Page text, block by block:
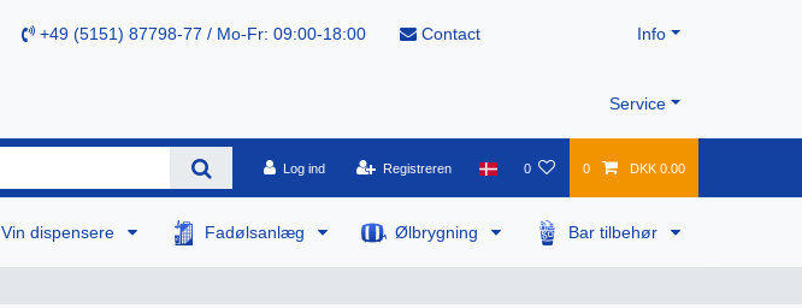
+49 (5151) 87798-77 / Mo-Fr: 09:00-18:00 Contact Info
Service
Log ind Registreren 0 0 DKK 0.00
Vin dispensere Fadølsanlæg Ølbrygning Bar tilbehør